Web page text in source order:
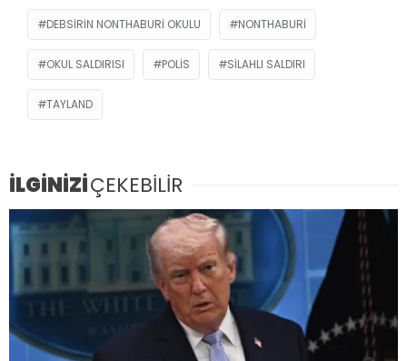
DEBSIRIN NONTHABURI OKULU NONTHABURI
OKUL SALDIRISI POLIS SILAHLI SALDIRI
TAYLAND
İLGİNİZİÇEKEBİLİR